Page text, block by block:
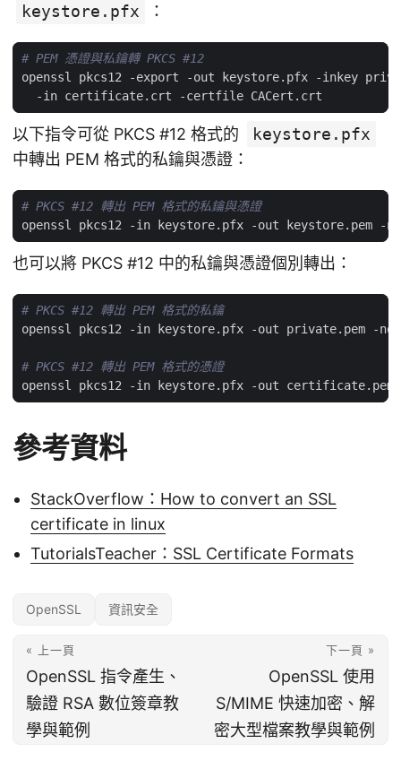
keystore.pfx
：
# PEM 憑證與私鑰轉 PKCS #12
openssl pkcs12 -export -out keystore.pfx -inkey
以下指令可從 PKCS #12 格式的
keystore.pfx
中轉出 PEM 格式的私鑰與憑證：
# PKCS #12 轉出 PEM 格式的私鑰與憑證
也可以將 PKCS #12 中的私鑰與憑證個別轉出：
# PKCS #12 轉出 PEM 格式的私鑰
# PKCS #12 轉出 PEM 格式的憑證
參考資料
StackOverflow：How to convert an SSL
certificate in linux
TutorialsTeacher：SSL Certificate Formats
OpenSSL 資訊安全
« 上一頁
OpenSSL 指令產生、
驗證 RSA 數位簽章教
學與範例
下一頁 »
OpenSSL 使用
S/MIME 快速加密、解
密大型檔案教學與範例